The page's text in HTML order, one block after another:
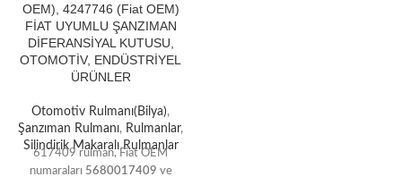
OEM), 4247746 (Fiat OEM)
FİAT UYUMLU ŞANZIMAN
DİFERANSİYAL KUTUSU,
OTOMOTİV, ENDÜSTRİYEL
ÜRÜNLER
Otomotiv Rulmanı(Bilya),
Şanzıman Rulmanı, Rulmanlar,
Silindirik Makaralı Rulmanlar
617409 rulman, Fiat OEM
numaraları 5680017409 ve